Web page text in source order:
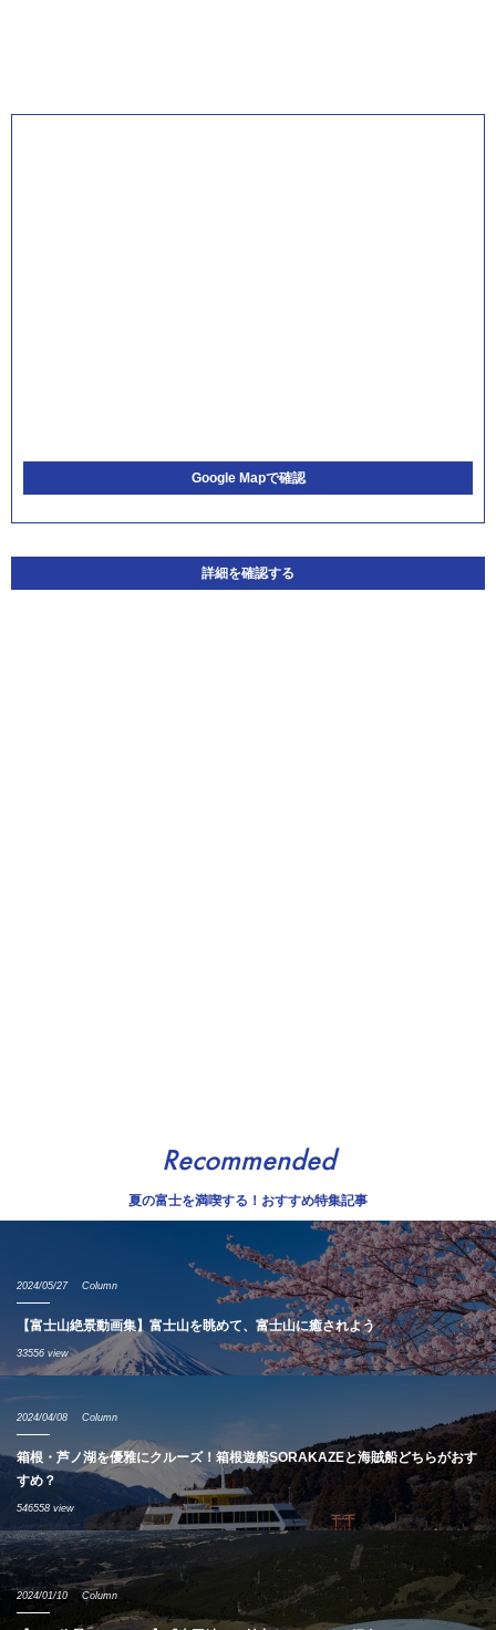
Google Mapで確認
詳細を確認する
Recommended
夏の富士を満喫する！おすすめ特集記事
2024/05/27 Column
【富士山絶景動画集】富士山を眺めて、富士山に癒されよう
33556 view
2024/04/08 Column
箱根・芦ノ湖を優雅にクルーズ！箱根遊船SORAKAZEと海賊船どちらがおす
すめ？
546558 view
2024/01/10 Column